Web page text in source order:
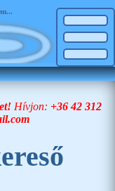
Hívjon: +36 42 312